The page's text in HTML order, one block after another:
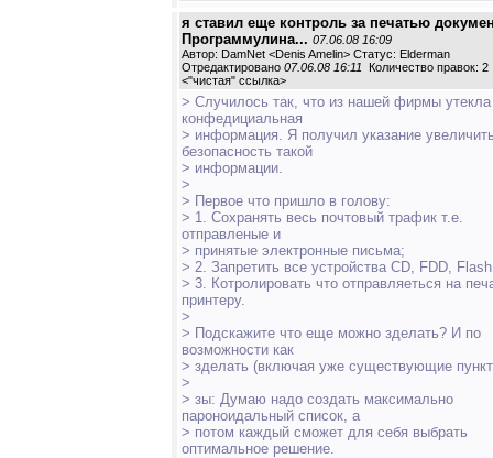
я ставил еще контроль за печатью
Программулина... 07.06.08 16:09
Автор: DamNet <Denis Amelin> Статус: Elderman
Отредактировано 07.06.08 16:11 Количество правок: 2
<"чистая" ссылка>
> Случилось так, что из нашей фирмы утекла
конфедициальная
> информация. Я получил указание
безопасность такой
> информации.
>
> Первое что пришло в голову:
> 1. Сохранять весь почтовый трафик т.е.
отправленые и
> принятые электронные письма;
> 2. Запретить все устройства CD, FDD,
> 3. Котролировать что отправляеться на
принтеру.
>
> Подскажите что еще можно зделать? И по
возможности как
> зделать (включая уже существующие
>
> зы: Думаю надо создать максимально
пароноидальный список, а
> потом каждый сможет для себя выбрать
оптимальное решение.